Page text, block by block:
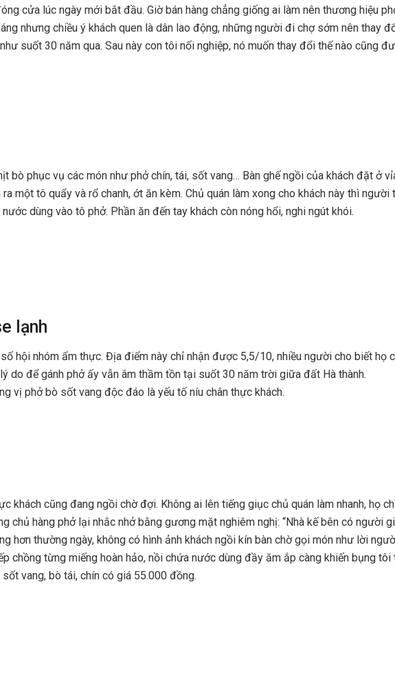
cửa lúc ngày mới bắt đầu. Giờ bán hàng chẳng giống ai làm nên thương hiệu
nhưng chiều ý khách quen là dân lao động, những người đi chợ sớm nên thay
suốt 30 năm qua. Sau này con tôi nối nghiệp, nó muốn thay đổi thế nào cũng
bò phục vụ các món như phở chín, tái, sốt vang… Bàn ghế ngồi của khách đặt ở
một tô quẩy và rổ chanh, ớt ăn kèm. Chủ quán làm xong cho khách này thì
dùng vào tô phở. Phần ăn đến tay khách còn nóng hổi, nghi ngút khói.
lạnh
hội nhóm ẩm thực. Địa điểm này chỉ nhận được 5,5/10, nhiều người cho biết họ
do để gánh phở ấy vẫn âm thầm tồn tại suốt 30 năm trời giữa đất Hà thành.
vị phở bò sốt vang độc đáo là yếu tố níu chân thực khách.
khách cũng đang ngồi chờ đợi. Không ai lên tiếng giục chủ quán làm nhanh, họ
chủ hàng phở lại nhắc nhở bằng gương mặt nghiêm nghị: “Nhà kế bên có người
hơn thường ngày, không có hình ảnh khách ngồi kín bàn chờ gọi món như lời
chồng từng miếng hoàn hảo, nồi chứa nước dùng đầy ăm ắp càng khiến bụng tôi
vang, bò tái, chín có giá 55.000 đồng.